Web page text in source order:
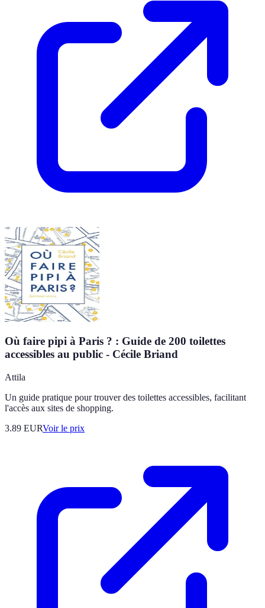
Où faire pipi à Paris ? : Guide de 200 toilettes
accessibles au public - Cécile Briand
Attila
Un guide pratique pour trouver des toilettes accessibles, facilitant
l'accès aux sites de shopping.
3.89 EURVoir le prix